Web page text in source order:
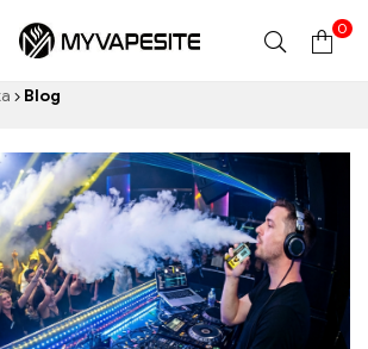
Myvapesite.de
0
Blog